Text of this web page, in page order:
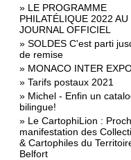
» LE PROGRAMME
PHILATÉLIQUE 2022 AU
JOURNAL OFFICIEL
» SOLDES C'est parti
de remise
» MONACO INTER
» Tarifs postaux 2021
» Michel - Enfin un
bilingue!
» Le CartophiLion :
manifestation des
& Cartophiles du
Belfort